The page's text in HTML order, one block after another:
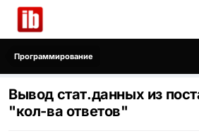
Программирование
Вывод стат.данных из
"кол-ва ответов"